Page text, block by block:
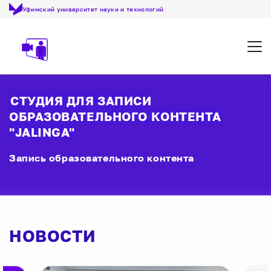
Уфимский университет науки и технологий
СТУДИЯ ДЛЯ ЗАПИСИ
ОБРАЗОВАТЕЛЬНОГО КОНТЕНТА
"JALINGA"
Запись образовательного контента
НОВОСТИ